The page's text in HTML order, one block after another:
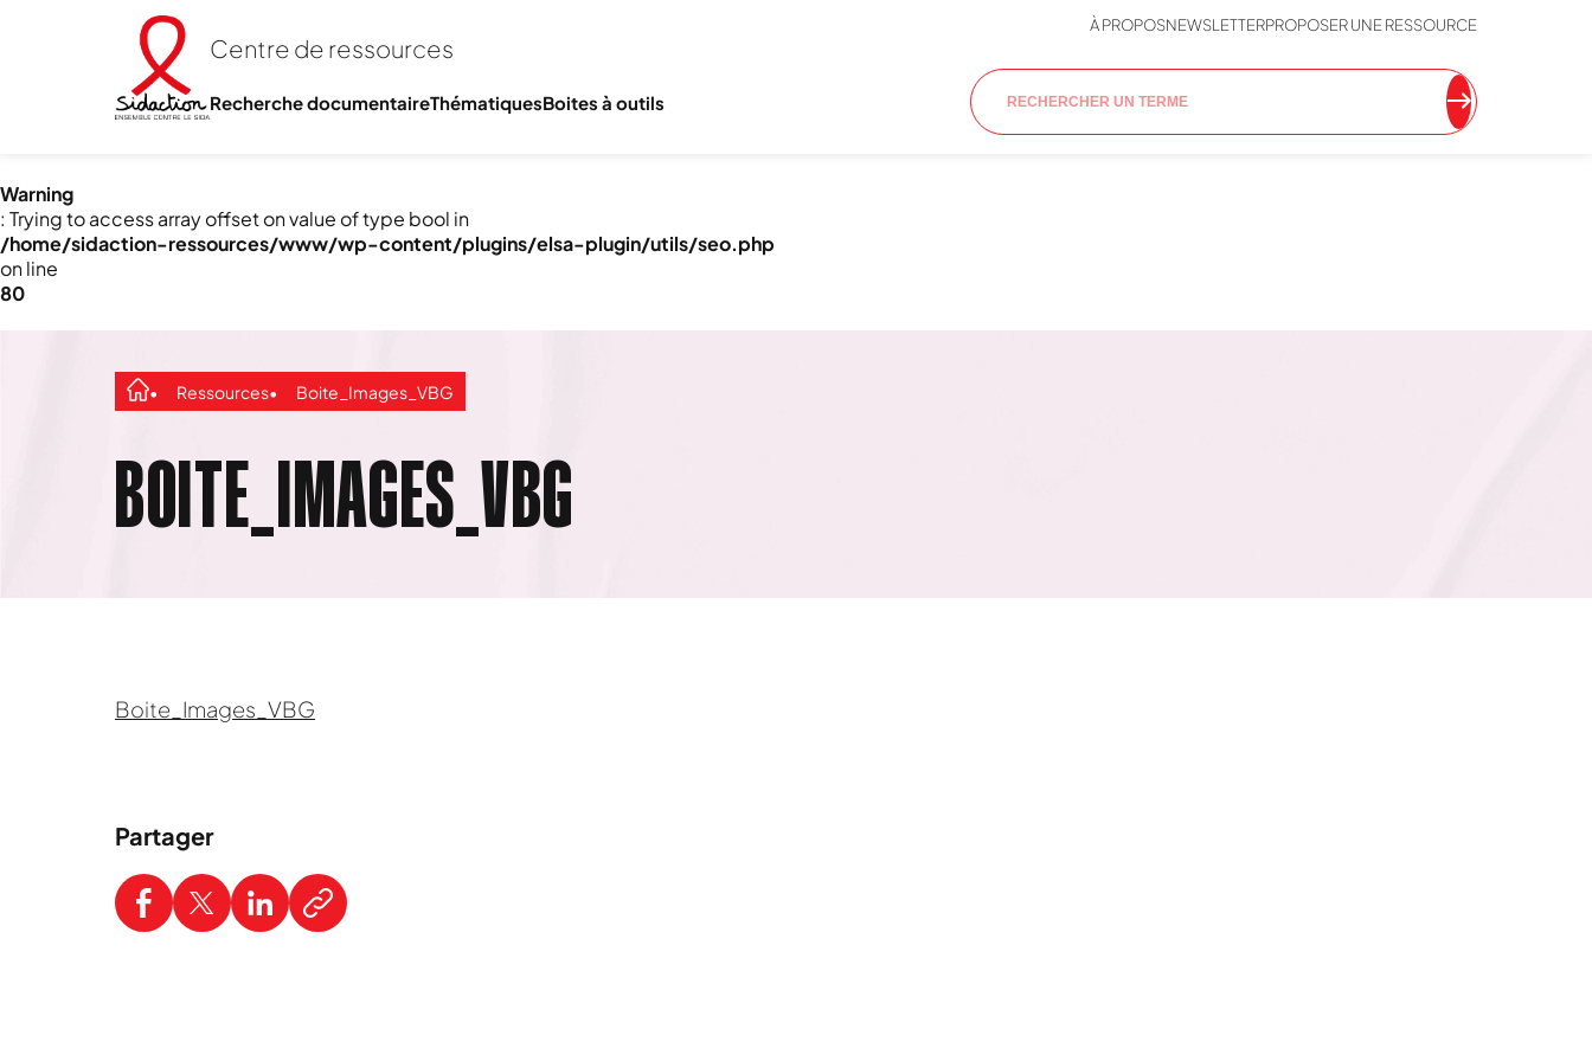
Warning
: Trying to access array offset on value of type bool in
/home/sidaction-ressources/www/wp-content/plugins/elsa-plugin/utils/seo.php
on line
80
Centre de ressources
À PROPOSNEWSLETTERPROPOSER UNE RESSOURCE
Recherche documentaireThématiquesBoites à outils
Ressources Boite_Images_VBG
BOITE_IMAGES_VBG
Boite_Images_VBG
Partager